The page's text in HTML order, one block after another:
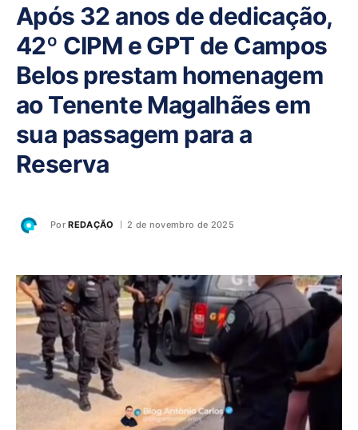
Após 32 anos de dedicação,
42º CIPM e GPT de Campos
Belos prestam homenagem
ao Tenente Magalhães em
sua passagem para a
Reserva
Por REDAÇÃO 2 de novembro de 2025